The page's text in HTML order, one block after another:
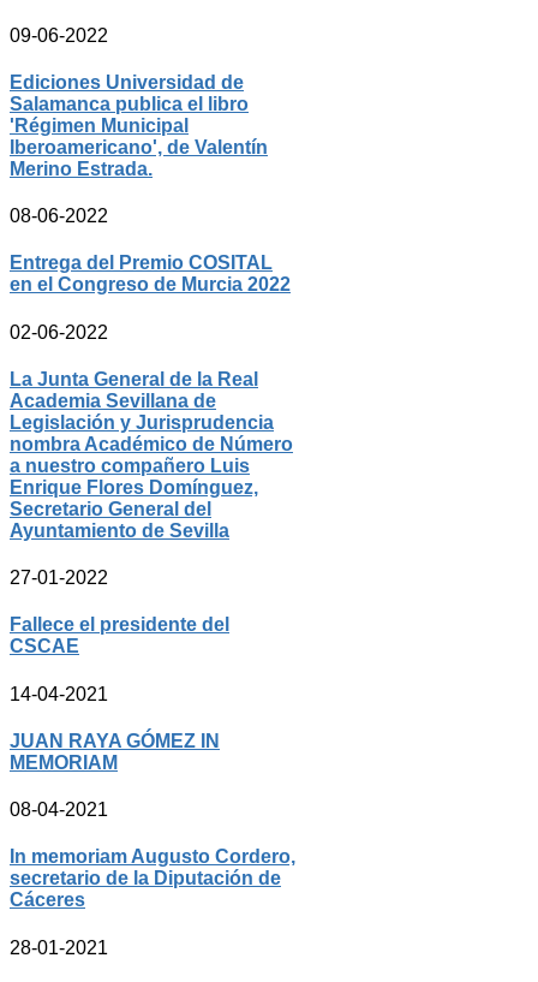
09-06-2022
Ediciones Universidad de
Salamanca publica el libro
'Régimen Municipal
Iberoamericano', de Valentín
Merino Estrada.
08-06-2022
Entrega del Premio COSITAL
en el Congreso de Murcia 2022
02-06-2022
La Junta General de la Real
Academia Sevillana de
Legislación y Jurisprudencia
nombra Académico de Número
a nuestro compañero Luis
Enrique Flores Domínguez,
Secretario General del
Ayuntamiento de Sevilla
27-01-2022
Fallece el presidente del
CSCAE
14-04-2021
JUAN RAYA GÓMEZ IN
MEMORIAM
08-04-2021
In memoriam Augusto Cordero,
secretario de la Diputación de
Cáceres
28-01-2021